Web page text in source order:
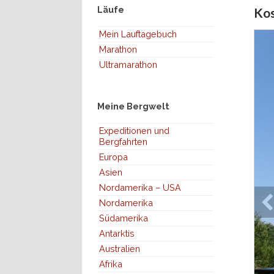
Läufe
Mein Lauftagebuch
Marathon
Ultramarathon
Meine Bergwelt
Expeditionen und
Bergfahrten
Europa
Asien
Nordamerika – USA
Nordamerika
Südamerika
Antarktis
Australien
Afrika